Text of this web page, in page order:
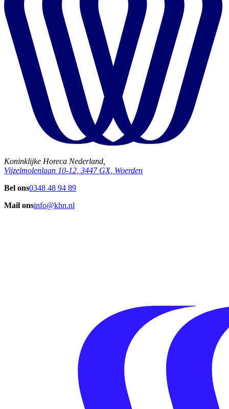
Koninklijke Horeca Nederland,
Vijzelmolenlaan 10-12, 3447 GX, Woerden
Bel ons0348 48 94 89
Mail onsinfo@khn.nl